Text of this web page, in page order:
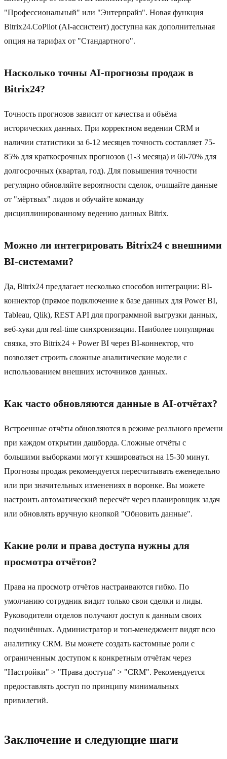
"Профессиональный" или "Энтерпрайз". Новая функция
Bitrix24.CoPilot (AI-ассистент) доступна как дополнительная
опция на тарифах от "Стандартного".
Насколько точны AI-прогнозы продаж в
Bitrix24?
Точность прогнозов зависит от качества и объёма
исторических данных. При корректном ведении CRM и
наличии статистики за 6-12 месяцев точность составляет 75-
85% для краткосрочных прогнозов (1-3 месяца) и 60-70% для
долгосрочных (квартал, год). Для повышения точности
регулярно обновляйте вероятности сделок, очищайте данные
от "мёртвых" лидов и обучайте команду
дисциплинированному ведению данных Bitrix.
Можно ли интегрировать Bitrix24 с внешними
BI-системами?
Да, Bitrix24 предлагает несколько способов интеграции: BI-
коннектор (прямое подключение к базе данных для Power BI,
Tableau, Qlik), REST API для программной выгрузки данных,
веб-хуки для real-time синхронизации. Наиболее популярная
связка, это Bitrix24 + Power BI через BI-коннектор, что
позволяет строить сложные аналитические модели с
использованием внешних источников данных.
Как часто обновляются данные в AI-отчётах?
Встроенные отчёты обновляются в режиме реального времени
при каждом открытии дашборда. Сложные отчёты с
большими выборками могут кэшироваться на 15-30 минут.
Прогнозы продаж рекомендуется пересчитывать еженедельно
или при значительных изменениях в воронке. Вы можете
настроить автоматический пересчёт через планировщик задач
или обновлять вручную кнопкой "Обновить данные".
Какие роли и права доступа нужны для
просмотра отчётов?
Права на просмотр отчётов настраиваются гибко. По
умолчанию сотрудник видит только свои сделки и лиды.
Руководители отделов получают доступ к данным своих
подчинённых. Администратор и топ-менеджмент видят всю
аналитику CRM. Вы можете создать кастомные роли с
ограниченным доступом к конкретным отчётам через
"Настройки" > "Права доступа" > "CRM". Рекомендуется
предоставлять доступ по принципу минимальных
привилегий.
Заключение и следующие шаги